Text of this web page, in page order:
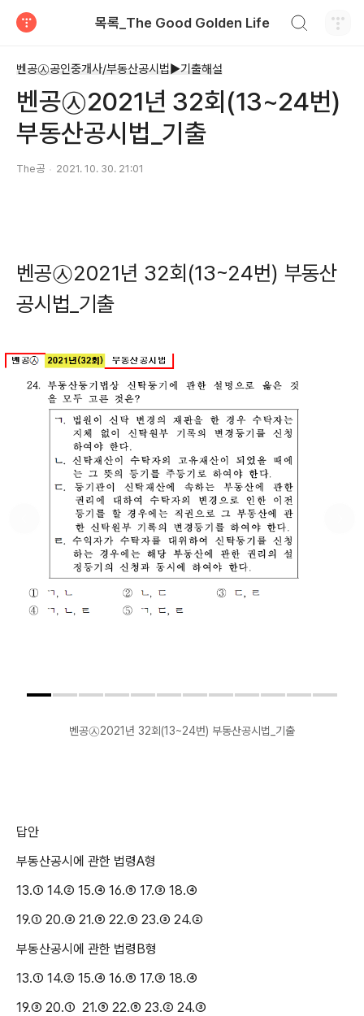
목록_The Good Golden Life
벤공㉦공인중개사/부동산공시법▶기출해설
벤공㉦2021년 32회(13~24번)
부동산공시법_기출
The공 2021. 10. 30. 21:01
벤공㉦2021년 32회(13~24번) 부동산
공시법_기출
벤공㉦2021년 32회(13~24번) 부동산공시법_기출
답안
부동산공시에 관한 법령A형
13.① 14.② 15.④ 16.⑤ 17.③ 18.④
19.① 20.③ 21.⑤ 22.⑤ 23.③ 24.②
부동산공시에 관한 법령B형
13.① 14.② 15.④ 16.⑤ 17.③ 18.④
19.③ 20.① 21.⑤ 22.⑤ 23.② 24.③